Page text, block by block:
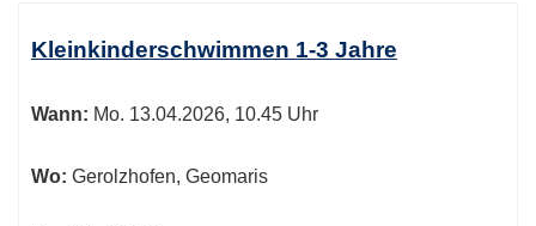
Kleinkinderschwimmen 1-3 Jahre
Wann: Mo. 13.04.2026, 10.45 Uhr
Wo: Gerolzhofen, Geomaris